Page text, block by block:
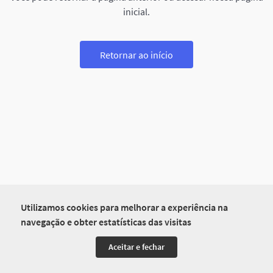
Utilizamos cookies para melhorar a experiência na
navegação e obter estatísticas das visitas
Aceitar e fechar
inicial.
Retornar ao início